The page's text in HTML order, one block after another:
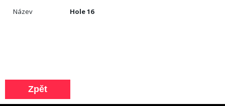
Název
Hole 16